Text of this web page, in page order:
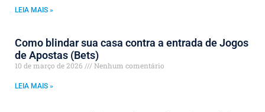
LEIA MAIS »
Como blindar sua casa contra a entrada de Jogos
de Apostas (Bets)
10 de março de 2026 Nenhum comentário
LEIA MAIS »